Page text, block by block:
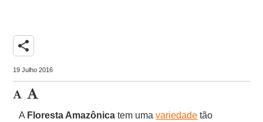
share
19 Julho 2016
A Floresta Amazônica tem umavariedade tão